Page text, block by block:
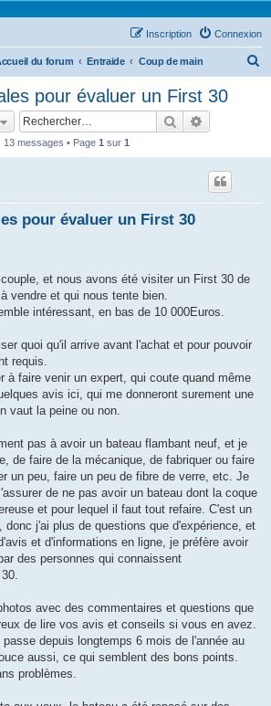
Connexion
Inscription
du forum Entraide Coup de main
pour évaluer un First 30
Rechercher
13 messages • Page 1 sur 1
pour évaluer un First 30
et nous avons été visiter un First 30 de
vendre et qui nous tente bien.
intéressant, en bas de 10 000Euros.
quoi qu'il arrive avant l'achat et pour pouvoir
requis.
à faire venir un expert, qui coute quand même
avis ici, qui me donneront surement une
vaut la peine ou non.
pas à avoir un bateau flambant neuf, et je
de faire de la mécanique, de fabriquer ou faire
un peu, faire un peu de fibre de verre, etc. Je
de ne pas avoir un bateau dont la coque
et pour lequel il faut tout refaire. C'est un
donc j'ai plus de questions que d'expérience, et
et d'informations en ligne, je préfère avoir
des personnes qui connaissent
avec des commentaires et questions que
de lire vos avis et conseils si vous en avez.
depuis longtemps 6 mois de l'année au
aussi, ce qui semblent des bons points.
problèmes.